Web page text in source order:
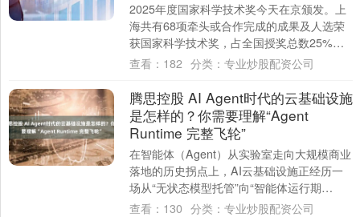
2025年度国家科学技术奖今天在京颁发。上
海共有68项牵头或合作完成的成果及人选荣
获国家科学技术奖，占全国授奖总数25%，
连续21年超过10%，获奖数量和比例创....
查看： 182 分类： 专业炒股配资公司
腾思控股 AI Agent时代的云基础设施
是怎样的？你需要理解“Agent
Runtime 完整飞轮”
在智能体（Agent）从实验室走向大规模商业
落地的历史拐点上，AI云基础设施正经历一
场从“无状态模型托管”向“智能体运行期
（Agent Runtime）”的底层....
查看： 130 分类： 专业炒股配资公司